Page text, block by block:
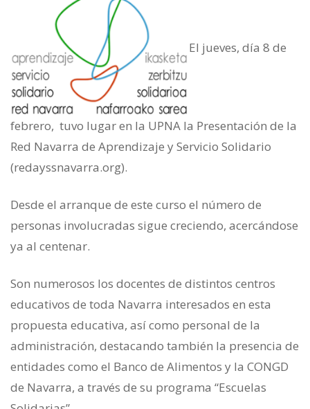
El jueves, día 8 de
febrero, tuvo lugar en la UPNA la Presentación de la
Red Navarra de Aprendizaje y Servicio Solidario
(redayssnavarra.org).
Desde el arranque de este curso el número de
personas involucradas sigue creciendo, acercándose
ya al centenar.
Son numerosos los docentes de distintos centros
educativos de toda Navarra interesados en esta
propuesta educativa, así como personal de la
administración, destacando también la presencia de
entidades como el Banco de Alimentos y la CONGD
de Navarra, a través de su programa “Escuelas